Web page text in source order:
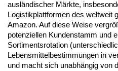
ausländischer Märkte,
Logistikplattformen des weltweit
Amazon. Auf diese Weise
potenziellen Kundenstamm und
Sortimentsrotation
Lebensmittelbestimmungen in
und macht sich unabhängig von